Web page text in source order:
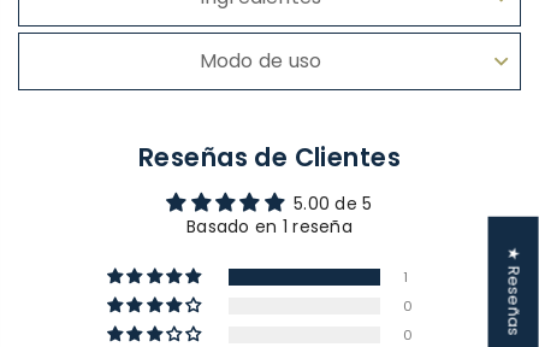
Modo de uso
Reseñas de Clientes
5.00 de 5
Basado en 1 reseña
1
0
0
★ Reseñas